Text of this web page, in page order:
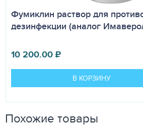
Фумиклин раствор для
дезинфекции (аналог
10 200.00₽
В КОРЗИНУ
Похожие товары